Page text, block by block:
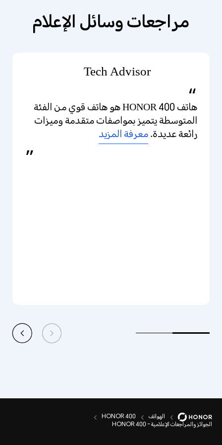
مراجعات وسائل الإعلام
Tech Advisor
هاتف HONOR 400 هو هاتف قوي من الفئة
المتوسطة يتميز بمواصفات متقدمة وميزات
رائعة عديدة.معرفة المزيد
معرفة المزيد
الهواتف HONOR 400
الجوائز والمراجعات الإعلامية – HONOR 400